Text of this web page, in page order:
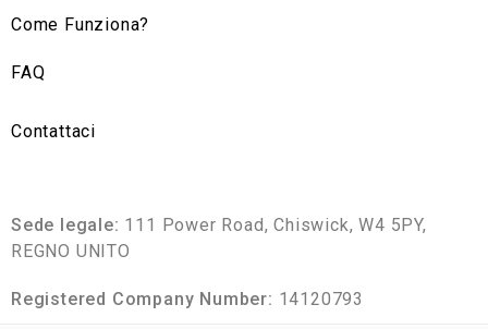
Come Funziona?
FAQ
Contattaci
Sede legale: 111 Power Road, Chiswick, W4 5PY,
REGNO UNITO
Registered Company Number: 14120793